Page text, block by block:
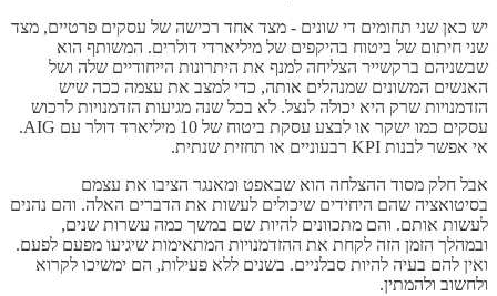
יש כאן שני תחומים די שונים - מצד אחד רכישה של עסקים פרטיים, מצד
שני חיתום של ביטוח בהיקפים של מיליארדי דולרים. המשותף הוא
שבשניהם ברקשייר הצליחה למנף את היתרונות הייחודיים שלה ושל
האנשים המשונים שמנהלים אותה, כדי למצב את עצמה ככה שיש
הזדמנויות שרק היא יכולה לנצל. לא בכל שנה מגיעות הזדמנויות לרכוש
עסקים כמו ישקר או לבצע עסקת ביטוח של 10 מיליארד דולר עם AIG.
אי אפשר לבנות KPI רבעוניים או תחזית שנתית.
אבל חלק מסוד ההצלחה הוא שבאפט ומאנגר הציבו את עצמם
בסיטואציה שהם היחידים שיכולים לעשות את הדברים האלה. והם נהנים
לעשות אותם. והם מתכוונים להיות שם במשך כמה עשרות שנים,
ובמהלך הזמן הזה לקחת את ההזדמנויות המתאימות שיגיעו מפעם לפעם.
ואין להם בעיה להיות סבלניים. בשנים ללא פעילות, הם ימשיכו לקרוא
ולחשוב ולהמתין.